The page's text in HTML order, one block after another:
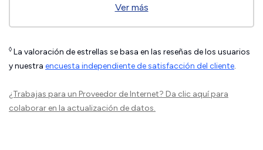
Ver más
◊ La valoración de estrellas se basa en las reseñas de los usuarios
y nuestra encuesta independiente de satisfacción del cliente.
¿Trabajas para un Proveedor de Internet? Da clic aquípara
colaborar en la actualización de datos.